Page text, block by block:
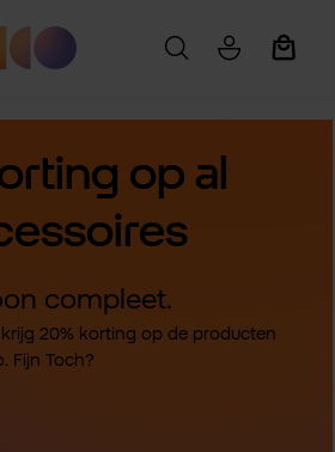
op al
compleet.
krijg 20% korting op de producten
Fijn Toch?